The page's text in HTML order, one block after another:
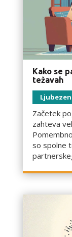
Kako se
težavah
Začetek
zahteva
so spolne